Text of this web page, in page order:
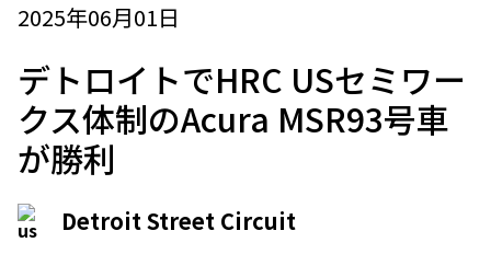
2025年06月01日
デトロイトでHRC USセミワー
クス体制のAcura MSR93号車
が勝利
Detroit Street Circuit